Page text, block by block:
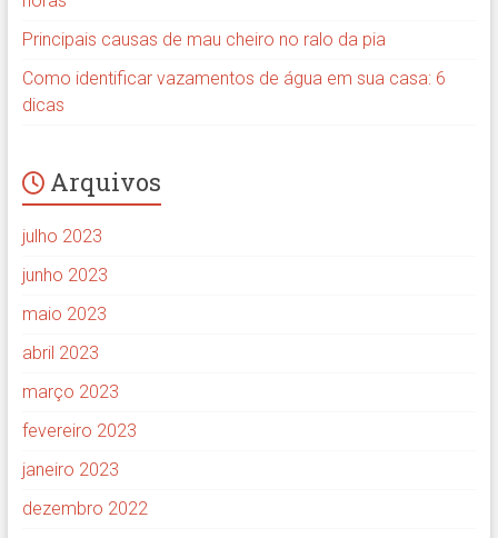
Principais causas de mau cheiro no ralo da pia
Como identificar vazamentos de água em sua casa: 6
dicas
Arquivos
julho 2023
junho 2023
maio 2023
abril 2023
março 2023
fevereiro 2023
janeiro 2023
dezembro 2022